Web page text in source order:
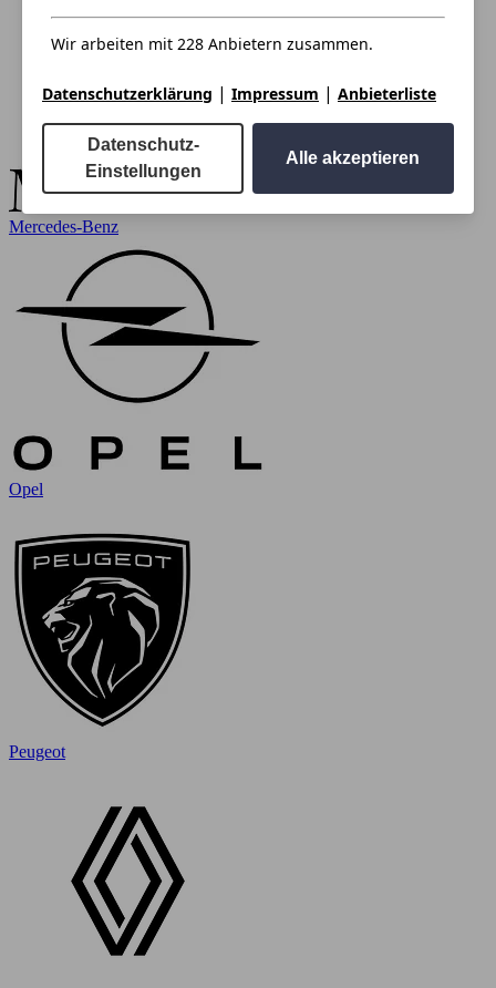
Mercedes-Benz
Opel
Peugeot
Wir arbeiten mit 228 Anbietern zusammen.
Datenschutzerklärung | Impressum | Anbieterliste
Datenschutz-
Einstellungen
Alle akzeptieren